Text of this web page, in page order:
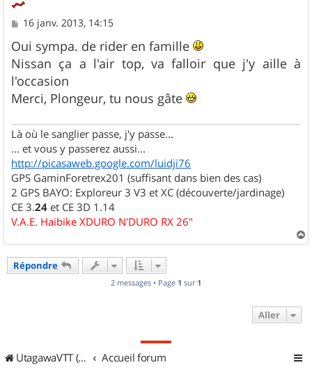
M
s
s
a
g
e
16 janv. 2013, 14:15
Oui sympa. de rider en famille
Nissan ça a l'air top, va falloir que j'y aille à
l'occasion
Merci, Plongeur, tu nous gâte
Là où le sanglier passe, j'y passe...
... et vous y passerez aussi...
http://picasaweb.google.com/luidji76
GPS GaminForetrex201 (suffisant dans bien des cas)
2 GPS BAYO: Exploreur 3 V3 et XC (découverte/jardinage)
CE 3.24 et CE 3D 1.14
V.A.E. Haibike XDURO N'DURO RX 26"
a
Répondre
2 messages • Page 1 sur 1
Aller
UtagawaVTT (Randos VTT et VTTAE avec traces GPS) Accueil forum